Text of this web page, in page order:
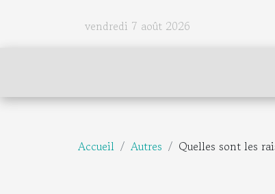
vendredi 7 août 2026
Accueil Autres Quelles sont les